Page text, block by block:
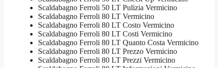
Scaldabagno Ferroli 50 LT Pulizia Vermicino
Scaldabagno Ferroli 80 LT Vermicino
Scaldabagno Ferroli 80 LT Costo Vermicino
Scaldabagno Ferroli 80 LT Costi Vermicino
Scaldabagno Ferroli 80 LT Quanto Costa Vermicino
Scaldabagno Ferroli 80 LT Prezzo Vermicino
Scaldabagno Ferroli 80 LT Prezzi Vermicino